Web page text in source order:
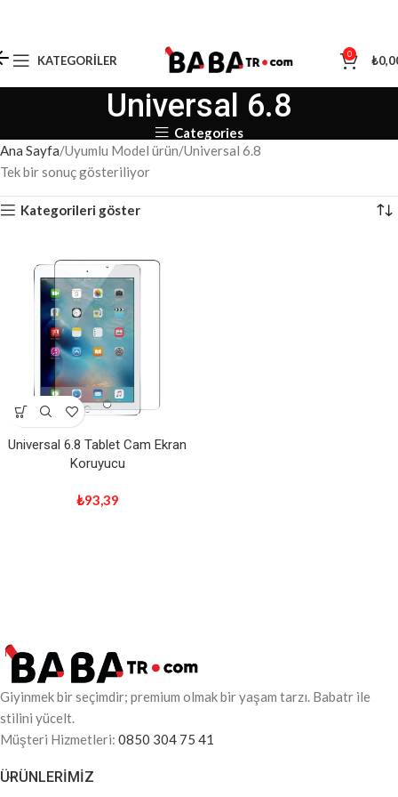
KATEGORILER 0 ₺
Universal 6.8
Categories
Ana Sayfa Uyumlu Model ürün Universal 6.8
Tek bir sonuç gösteriliyor
Kategorileri göster
Universal 6.8 Tablet Cam Ekran
Koruyucu
₺93,39
Giyinmek bir seçimdir; premium olmak bir yaşam tarzı. Babatr ile
stilini yücelt.
Müşteri Hizmetleri: 0850 304 75 41
ÜRÜNLERIMIZ